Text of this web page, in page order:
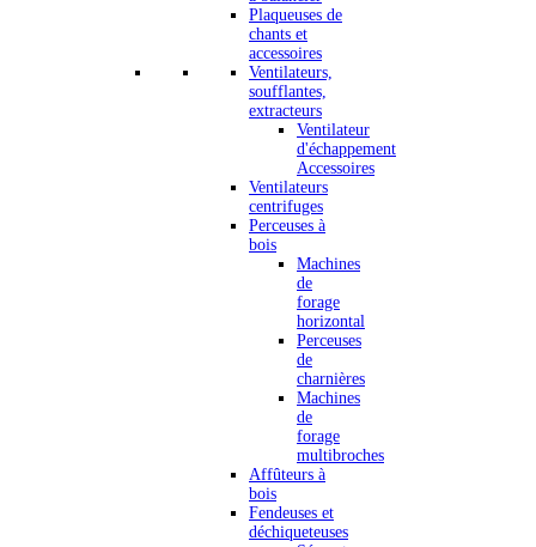
Plaqueuses de
chants et
accessoires
Ventilateurs,
soufflantes,
extracteurs
Ventilateur
d'échappement
Accessoires
Ventilateurs
centrifuges
Perceuses à
bois
Machines
de
forage
horizontal
Perceuses
de
charnières
Machines
de
forage
multibroches
Affûteurs à
bois
Fendeuses et
déchiqueteuses